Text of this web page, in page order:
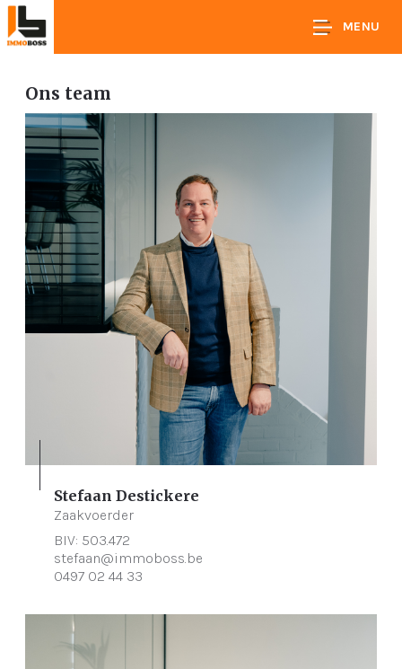
MENU
Ons team
Stefaan Destickere
Zaakvoerder
BIV: 503.472
stefaan@immoboss.be
0497 02 44 33